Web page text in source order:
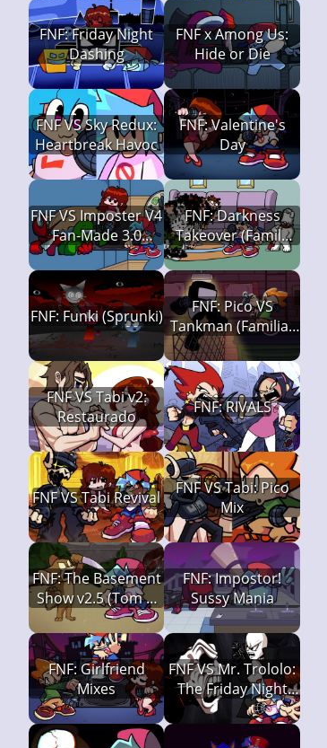
FNF: Friday Night
Dashing
FNF x Among Us:
Hide or Die
FNF VS Sky Redux:
Heartbreak Havoc
FNF: Valentine's
Day
FNF VS Imposter V4
Fan-Made 3.0
(Friday Night
Funkin')
FNF: Darkness
Takeover (Family
Guy x Pibby)
FNF: Funki (Sprunki)
FNF: Pico VS
Tankman (Familiar
Encounters)
FNF VS Tabi v2:
Restaurado
FNF: RIVALS
FNF VS Tabi Revival
FNF VS Tabi: Pico
Mix
FNF: The Basement
Show v2.5 (Tom &
Jerry Creepypasta)
FNF: Impostor!
Sussy Mania
FNF: Girlfriend
Mixes
FNF VS Mr. Trololo:
The Friday Night
Incident [v2]